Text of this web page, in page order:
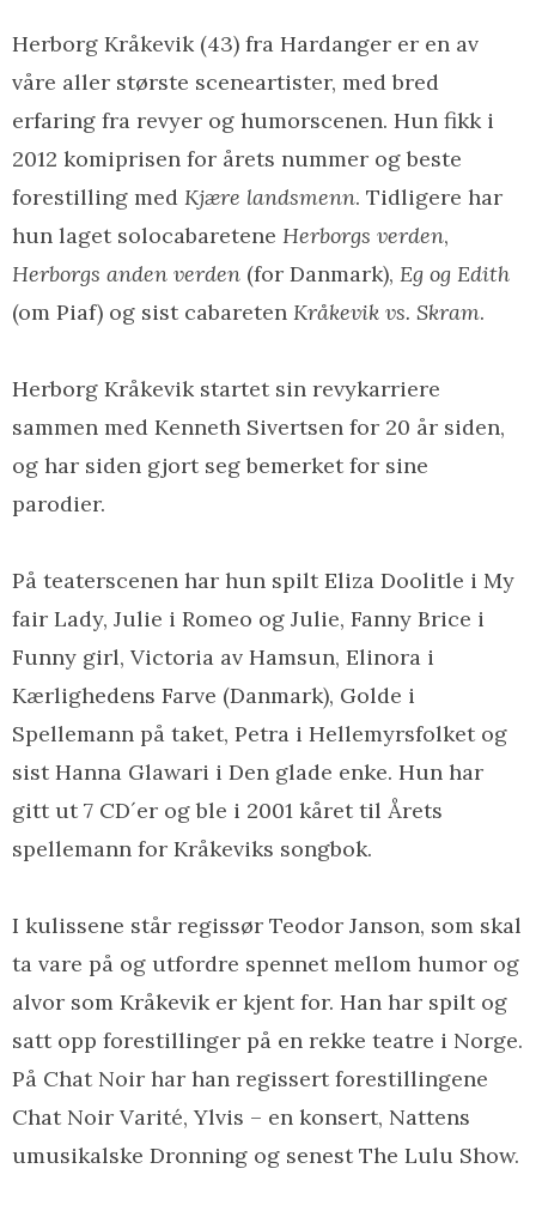
Herborg Kråkevik (43) fra Hardanger er en av
våre aller største sceneartister, med bred
erfaring fra revyer og humorscenen. Hun fikk i
2012 komiprisen for årets nummer og beste
forestilling med Kjære landsmenn. Tidligere har
hun laget solocabaretene Herborgs verden,
Herborgs anden verden (for Danmark), Eg og Edith
(om Piaf) og sist cabareten Kråkevik vs. Skram.
Herborg Kråkevik startet sin revykarriere
sammen med Kenneth Sivertsen for 20 år siden,
og har siden gjort seg bemerket for sine
parodier.
På teaterscenen har hun spilt Eliza Doolitle i My
fair Lady, Julie i Romeo og Julie, Fanny Brice i
Funny girl, Victoria av Hamsun, Elinora i
Kærlighedens Farve (Danmark), Golde i
Spellemann på taket, Petra i Hellemyrsfolket og
sist Hanna Glawari i Den glade enke. Hun har
gitt ut 7 CD´er og ble i 2001 kåret til Årets
spellemann for Kråkeviks songbok.
I kulissene står regissør Teodor Janson, som skal
ta vare på og utfordre spennet mellom humor og
alvor som Kråkevik er kjent for. Han har spilt og
satt opp forestillinger på en rekke teatre i Norge.
På Chat Noir har han regissert forestillingene
Chat Noir Varité, Ylvis – en konsert, Nattens
umusikalske Dronning og senest The Lulu Show.